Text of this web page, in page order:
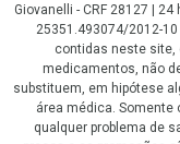
Giovanelli - CRF 28127 |
25351.493074/2012-
contidas neste site,
medicamentos, não
substituem, em hipótese
área médica.
qualquer problema de